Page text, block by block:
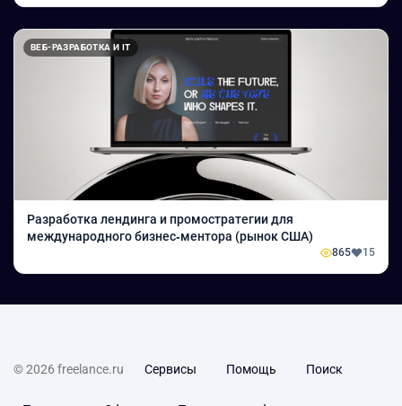
ВЕБ-РАЗРАБОТКА И IT
Разработка лендинга и промостратегии для
международного бизнес‑ментора (рынок США)
865 15
© 2026 freelance.ru Сервисы Помощь Поиск